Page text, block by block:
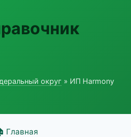
округ » ИП Harmony
Главная